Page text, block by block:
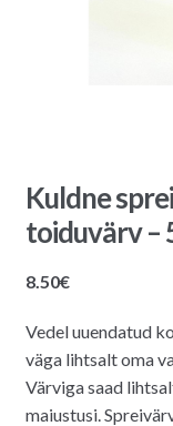
Kuldne
toiduvärv –
8.50€
Vedel uuendatud
väga lihtsalt oma
Värviga saad
maiustusi.